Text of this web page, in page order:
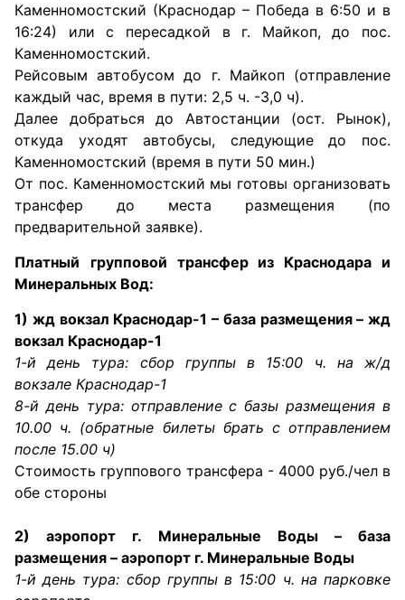
Каменномостский (Краснодар – Победа в 6:50 и в
16:24) или с пересадкой в г. Майкоп, до пос.
Каменномостский.
Рейсовым автобусом до г. Майкоп (отправление
каждый час, время в пути: 2,5 ч. -3,0 ч).
Далее добраться до Автостанции (ост. Рынок),
откуда уходят автобусы, следующие до пос.
Каменномостский (время в пути 50 мин.)
От пос. Каменномостский мы готовы организовать
трансфер до места размещения (по
предварительной заявке).
Платный
групповой трансфер из Краснодара и
Минеральных Вод:
1) жд вокзал Краснодар-1 – база размещения – жд
вокзал Краснодар-1
1-й день тура: сбор группы в 15:00 ч. на ж/д
вокзале Краснодар-1
8-й день тура: отправление с базы размещения в
10.00 ч. (обратные билеты брать с отправлением
после 15.00 ч)
Стоимость группового трансфера - 4000 руб./чел в
обе стороны
2) аэропорт г. Минеральные Воды – база
размещения – аэропорт г. Минеральные Воды
1-й день тура: сбор группы в 15:00 ч. на парковке